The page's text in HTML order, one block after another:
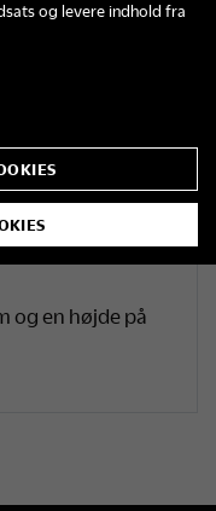
er velegnet til
i
besøget – eller
ved
og en højde på
og levere indhold fra